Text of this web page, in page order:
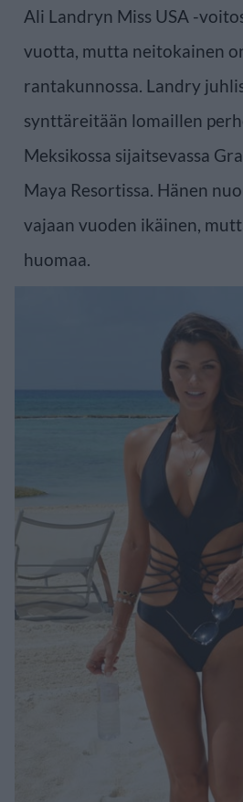
Ali Landryn Miss USA -
vuotta, mutta neitokainen
rantakunnossa. Landry
synttäreitään lomaillen
Meksikossa sijaitsevassa
Maya Resortissa. Hänen
vajaan vuoden ikäinen,
huomaa.